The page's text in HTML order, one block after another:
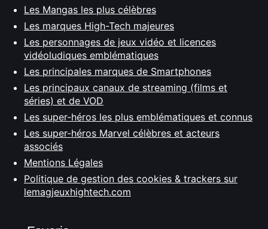
Les Mangas les plus célèbres
Les marques High-Tech majeures
Les personnages de jeux vidéo et licences
vidéoludiques emblématiques
Les principales marques de Smartphones
Les principaux canaux de streaming (films et
séries) et de VOD
Les super-héros les plus emblématiques et connus
Les super-héros Marvel célèbres et acteurs
associés
Mentions Légales
Politique de gestion des cookies & trackers sur
lemagjeuxhightech.com